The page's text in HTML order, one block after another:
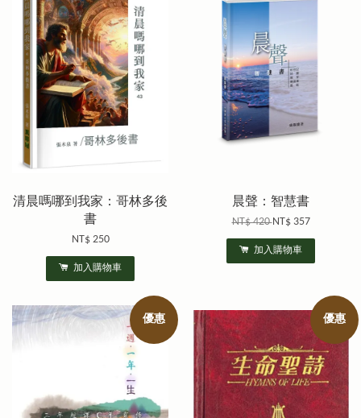
清晨嗎哪到我家：哥林多後
書
NT$ 250
加入購物車
晨聲：智慧書
NT$ 420NT$ 357
加入購物車
優惠 優惠